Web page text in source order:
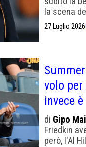
la scena
27 Luglio 2026
volo
invece
di Gipo
Friedkin
però, l'Al